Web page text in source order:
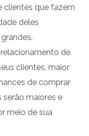
clientes que fazem
deles
de
clientes, maior
de comprar
maiores e
meio de sua